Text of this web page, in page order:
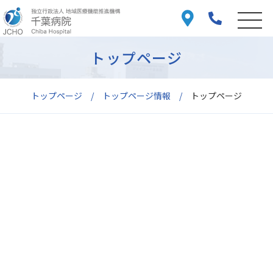
トップページ トップページ情報 トップページ
トップページ